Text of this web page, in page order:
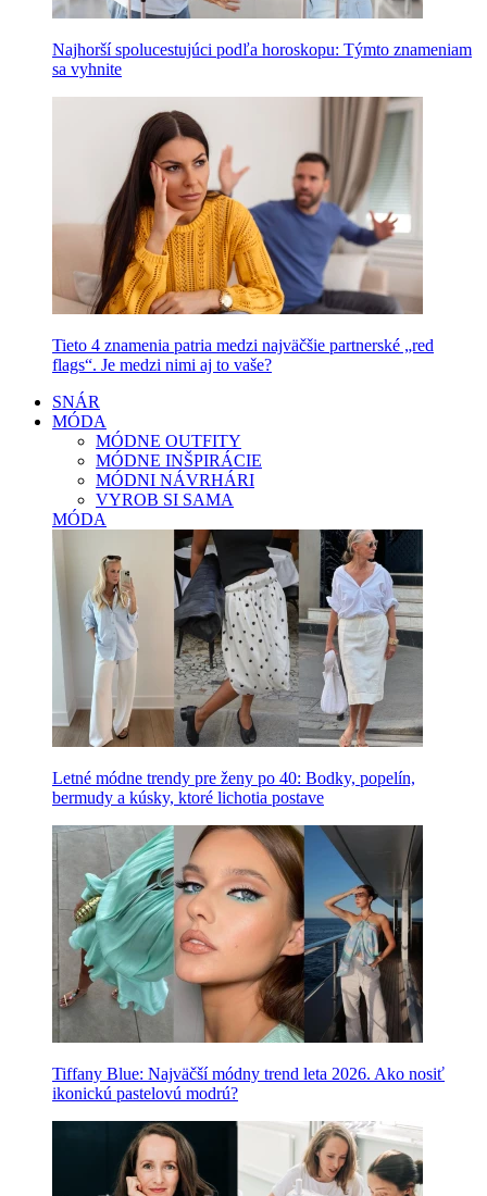
Najhorší spolucestujúci podľa horoskopu: Týmto znameniam
sa vyhnite
Tieto 4 znamenia patria medzi najväčšie partnerské „red
flags“. Je medzi nimi aj to vaše?
SNÁR
MÓDA
MÓDNE OUTFITY
MÓDNE INŠPIRÁCIE
MÓDNI NÁVRHÁRI
VYROB SI SAMA
MÓDA
Letné módne trendy pre ženy po 40: Bodky, popelín,
bermudy a kúsky, ktoré lichotia postave
Tiffany Blue: Najväčší módny trend leta 2026. Ako nosiť
ikonickú pastelovú modrú?